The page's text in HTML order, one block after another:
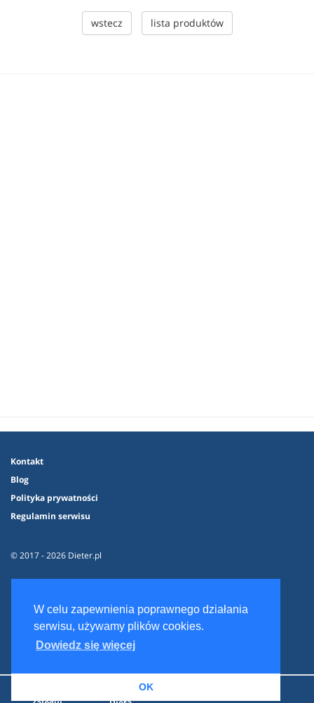
W celu zapewnienia poprawnego działania
serwisu, używamy plików cookies.
Dowiedz się więcej
OK
wstecz lista produktów
Kontakt
Blog
Polityka prywatności
Regulamin serwisu
© 2017 - 2026 Dieter.pl